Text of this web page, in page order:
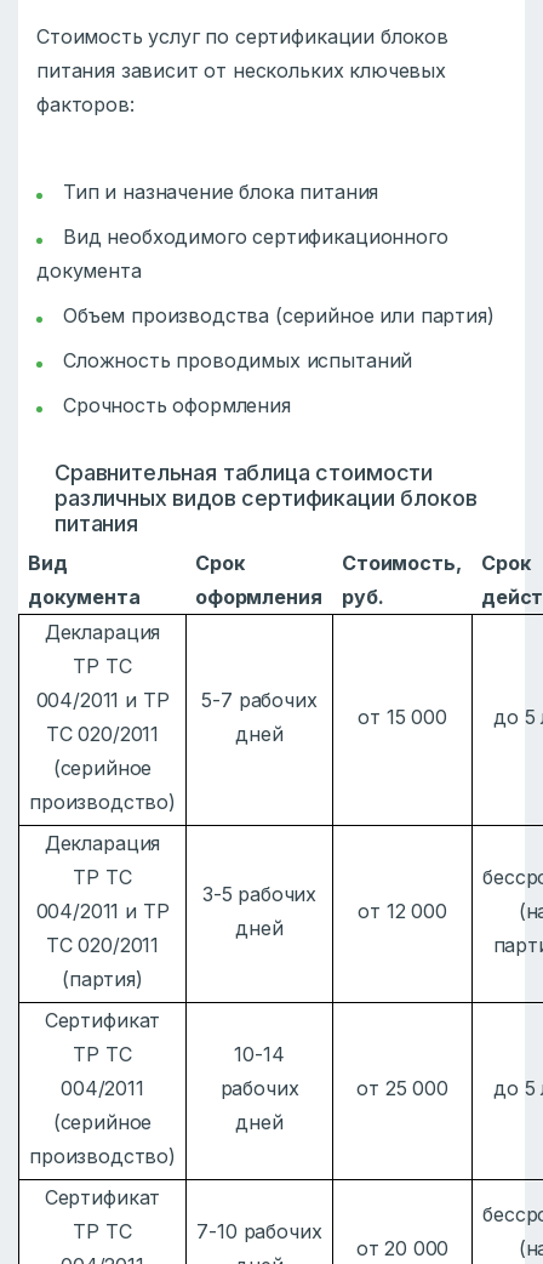
Стоимость услуг по сертификации блоков
питания зависит от нескольких ключевых
факторов:
Тип и назначение блока питания
Вид необходимого сертификационного
документа
Объем производства (серийное или партия)
Сложность проводимых испытаний
Срочность оформления
Сравнительная таблица стоимости
различных видов сертификации блоков
питания
Вид
документа
Срок
оформления
Стоимость,
руб.
Срок
Декларация
ТР ТС
004/2011 и ТР
ТС 020/2011
(серийное
производство)
5-7 рабочих
дней
от 15 000 до 5
Декларация
ТР ТС
004/2011 и ТР
ТС 020/2011
(партия)
3-5 рабочих
дней
от 12 000
Сертификат
ТР ТС
004/2011
(серийное
производство)
10-14
рабочих
дней
от 25 000 до 5
Сертификат
ТР ТС
7-10 рабочих
от 20 000